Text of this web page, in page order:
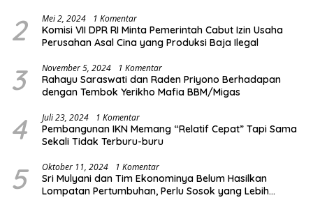
2 Mei 2, 2024 1 Komentar
Komisi VII DPR RI Minta Pemerintah Cabut Izin Usaha
Perusahan Asal Cina yang Produksi Baja Ilegal
3 November 5, 2024 1 Komentar
Rahayu Saraswati dan Raden Priyono Berhadapan
dengan Tembok Yerikho Mafia BBM/Migas
4 Juli 23, 2024 1 Komentar
Pembangunan IKN Memang “Relatif Cepat” Tapi Sama
Sekali Tidak Terburu-buru
5 Oktober 11, 2024 1 Komentar
Sri Mulyani dan Tim Ekonominya Belum Hasilkan
Lompatan Pertumbuhan, Perlu Sosok yang Lebih